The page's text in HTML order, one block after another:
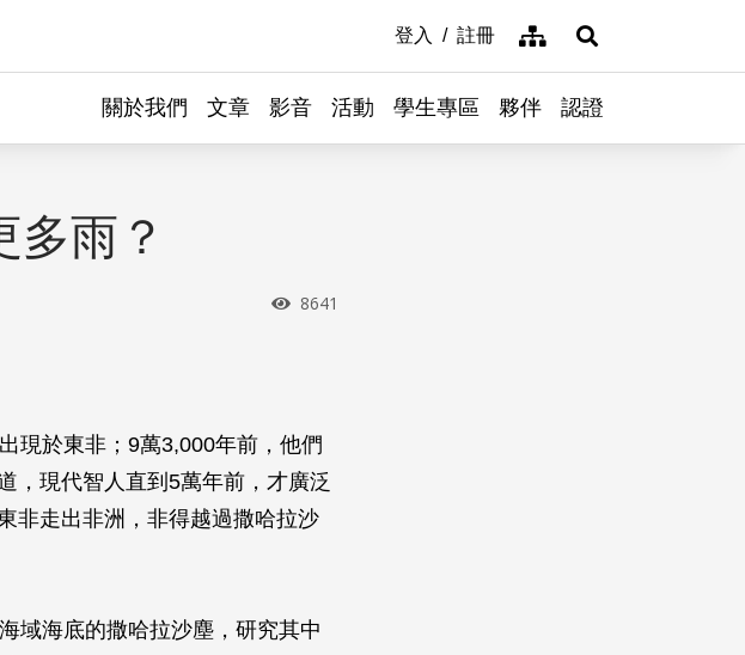
登入 註冊 網站導覽展開搜尋
關於我們 文章 影音 活動 學生專區 夥伴 認證
多雨？
瀏覽次數
8641
現於東非；9萬3,000年前，他們
，現代智人直到5萬年前，才廣泛
非走出非洲，非得越過撒哈拉沙
域海底的撒哈拉沙塵，研究其中